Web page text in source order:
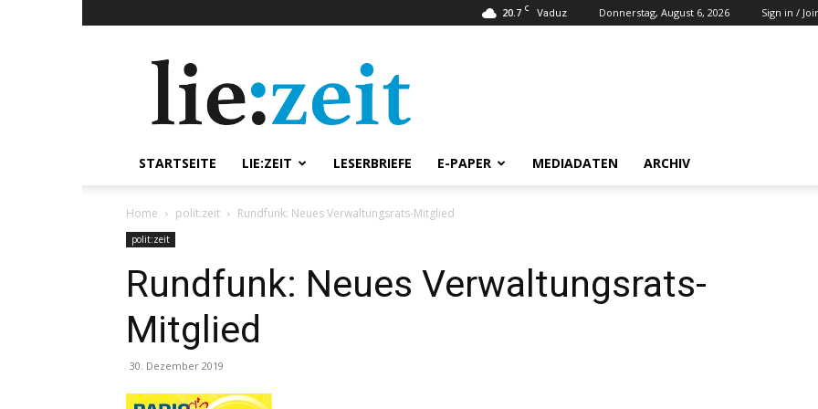
20.7 C Vaduz Donnerstag, August 6, 2026 Sign in /
STARTSEITE LIE:ZEIT LESERBRIEFE E-PAPER MEDIADATEN ARCHIV
Home polit:zeit Rundfunk: Neues Verwaltungsrats-Mitglied
polit:zeit
Rundfunk: Neues Verwaltungsrats-
Mitglied
30. Dezember 2019